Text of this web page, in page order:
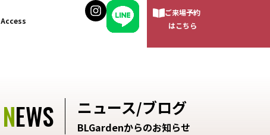
Access
ご来場予約
はこちら
NEWS ニュース/ブログ
BLGardenからのお知らせ